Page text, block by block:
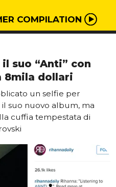
COMPILATION
suo “Anti” con
8mila dollari
un selfie per
suo nuovo album, ma
cuffia tempestata di